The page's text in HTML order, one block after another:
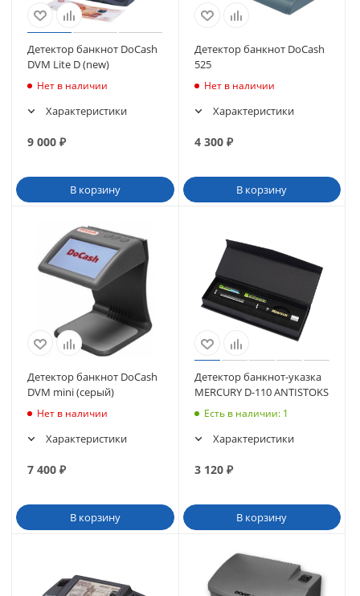
Детектор банкнот DoCash
DVM Lite D (new)
Нет в наличии
Характеристики
9 000 ₽
В корзину
Детектор банкнот DoCash
525
Нет в наличии
Характеристики
4 300₽
В корзину
Детектор банкнот DoCash
DVM mini (серый)
Нет в наличии
Характеристики
7 400 ₽
В корзину
Детектор банкнот-указка
MERCURY D-110 ANTISTOKS
Есть в наличии: 1
Характеристики
3 120₽
В корзину